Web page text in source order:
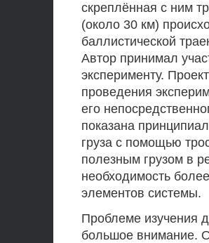
скреплённая с ним
(около 30 км)
баллистической
Автор принимал
эксперименту.
проведения
его
показана
груза с помощью
полезным грузом в
необходимость
элементов системы.
Проблеме изучения
большое внимание.